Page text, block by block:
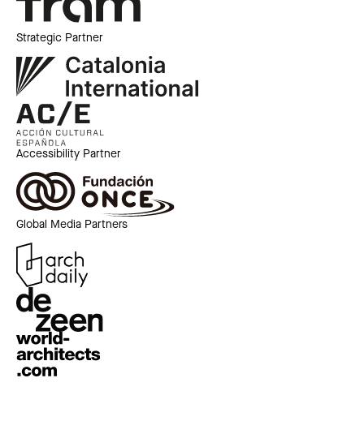
Strategic Partner
Accessibility Partner
Global Media Partners